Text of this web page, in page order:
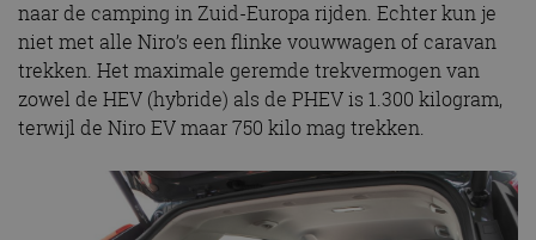
naar de camping in Zuid-Europa rijden. Echter kun je
niet met alle Niro’s een flinke vouwwagen of caravan
trekken. Het maximale geremde trekvermogen van
zowel de HEV (hybride) als de PHEV is 1.300 kilogram,
terwijl de Niro EV maar 750 kilo mag trekken.